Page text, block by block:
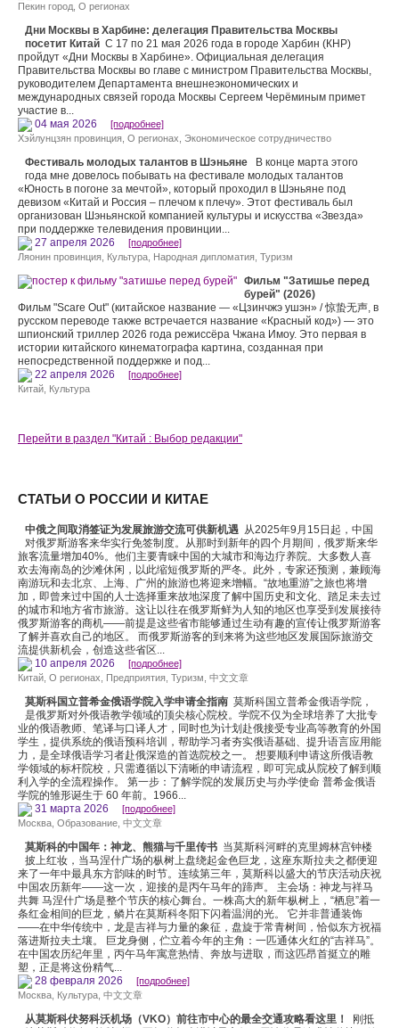
Пекин город О регионах
Дни Москвы в Харбине: делегация Правительства Москвы
посетит Китай С 17 по 21 мая 2026 года в городе Харбин (КНР)
пройдут «Дни Москвы в Харбине». Официальная делегация
Правительства Москвы во главе с министром Правительства Москвы,
руководителем Департамента внешнеэкономических и
международных связей города Москвы Сергеем Черёминым примет
участие в...
04 мая 2026
[подробнее]
Хэйлунцзян провинция О регионах Экономическое сотрудничество
Фестиваль молодых талантов в Шэньяне
В конце марта этого
года мне довелось побывать на фестивале молодых талантов
«Юность в погоне за мечтой», который проходил в Шэньяне под
девизом «Китай и Россия – плечом к плечу». Этот фестиваль был
организован Шэньянской компанией культуры и искусства «Звезда»
при поддержке телевидения провинции...
27 апреля 2026
[подробнее]
Ляонин провинция Культура Народная дипломатия Туризм
Фильм "Затишье перед
бурей" (2026)
Фильм "Scare Out" (китайское название — «Цзинчжэ ушэн» / 惊蛰无声, в
русском переводе также встречается название «Красный код») — это
шпионский триллер 2026 года режиссёра Чжана Имоу. Это первая в
истории китайского кинематографа картина, созданная при
непосредственной поддержке и под...
22 апреля 2026
[подробнее]
Китай Культура
Перейти в раздел "Китай : Выбор редакции"
СТАТЬИ О РОССИИ И КИТАЕ
中俄之间取消签证为发展旅游交流可供新机遇 从2025年9月15日起，中国
对俄罗斯游客来华实行免签制度。从那时到新年的四个月期间，俄罗斯来华
旅客流量增加40%。他们主要青睐中国的大城市和海边疗养院。大多数人喜
欢去海南岛的沙滩休闲，以此缩短俄罗斯的严冬。此外，专家还预测，兼顾海
南游玩和去北京、上海、广州的旅游也将迎来增幅。“故地重游”之旅也将增
加，即曾来过中国的人士选择重来故地深度了解中国历史和文化、踏足未去过
的城市和地方省市旅游。这让以往在俄罗斯鲜为人知的地区也享受到发展接待
俄罗斯游客的商机——前提是这些省市能够通过生动有趣的宣传让俄罗斯游客
了解并喜欢自己的地区。 而俄罗斯游客的到来将为这些地区发展国际旅游交
流提供新机会，创造这些省区...
10 апреля 2026
[подробнее]
Китай О регионах Предприятия Туризм 中文文章
莫斯科国立普希金俄语学院入学申请全指南 莫斯科国立普希金俄语学院，
是俄罗斯对外俄语教学领域的顶尖核心院校。学院不仅为全球培养了大批专
业的俄语教师、笔译与口译人才，同时也为计划赴俄接受专业高等教育的外国
学生，提供系统的俄语预科培训，帮助学习者夯实俄语基础、提升语言应用能
力，是全球俄语学习者赴俄深造的首选院校之一。 想要顺利申请这所俄语教
学领域的标杆院校，只需遵循以下清晰的申请流程，即可完成从院校了解到顺
利入学的全流程操作。 第一步：了解学院的发展历史与办学使命 普希金俄语
学院的雏形诞生于 60 年前。1966...
31 марта 2026
[подробнее]
Москва Образование 中文文章
莫斯科的中国年：神龙、熊猫与千里传书 当莫斯科河畔的克里姆林宫钟楼
披上红妆，当马涅什广场的枞树上盘绕起金色巨龙，这座东斯拉夫之都便迎
来了一年中最具东方韵味的时节。连续第三年，莫斯科以盛大的节庆活动庆祝
中国农历新年——这一次，迎接的是丙午马年的蹄声。 主会场：神龙与祥马
共舞 马涅什广场是整个节庆的核心舞台。一株高大的新年枞树上，“栖息”着一
条红金相间的巨龙，鳞片在莫斯科冬阳下闪着温润的光。 它并非普通装饰
——在中华传统中，龙是吉祥与力量的象征，盘旋于常青树间，恰似东方祝福
落进斯拉夫土壤。 巨龙身侧，伫立着今年的主角：一匹通体火红的“吉祥马”。
在中国农历纪年里，丙午马年寓意热情、奔放与进取，而这匹昂首挺立的雕
塑，正是将这份精气...
28 февраля 2026
[подробнее]
Москва Культура 中文文章
从莫斯科伏努科沃机场（VKO）前往市中心的最全交通攻略看这里！
刚抵